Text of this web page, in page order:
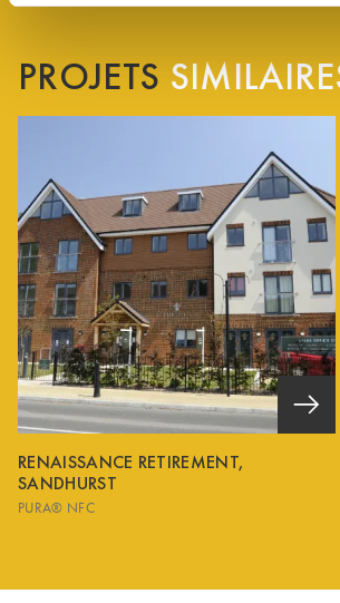
PROJETS
RENAISSANCE RETIREMENT,
SANDHURST
PURA® NFC